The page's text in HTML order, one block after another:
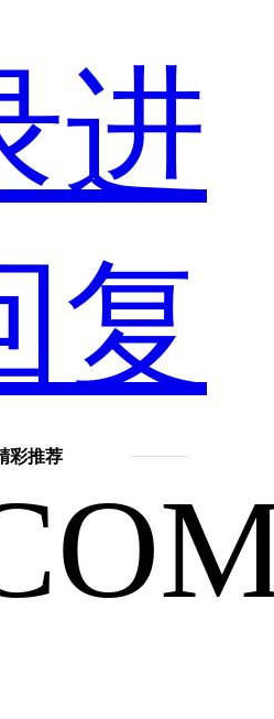
进
复
彩推荐